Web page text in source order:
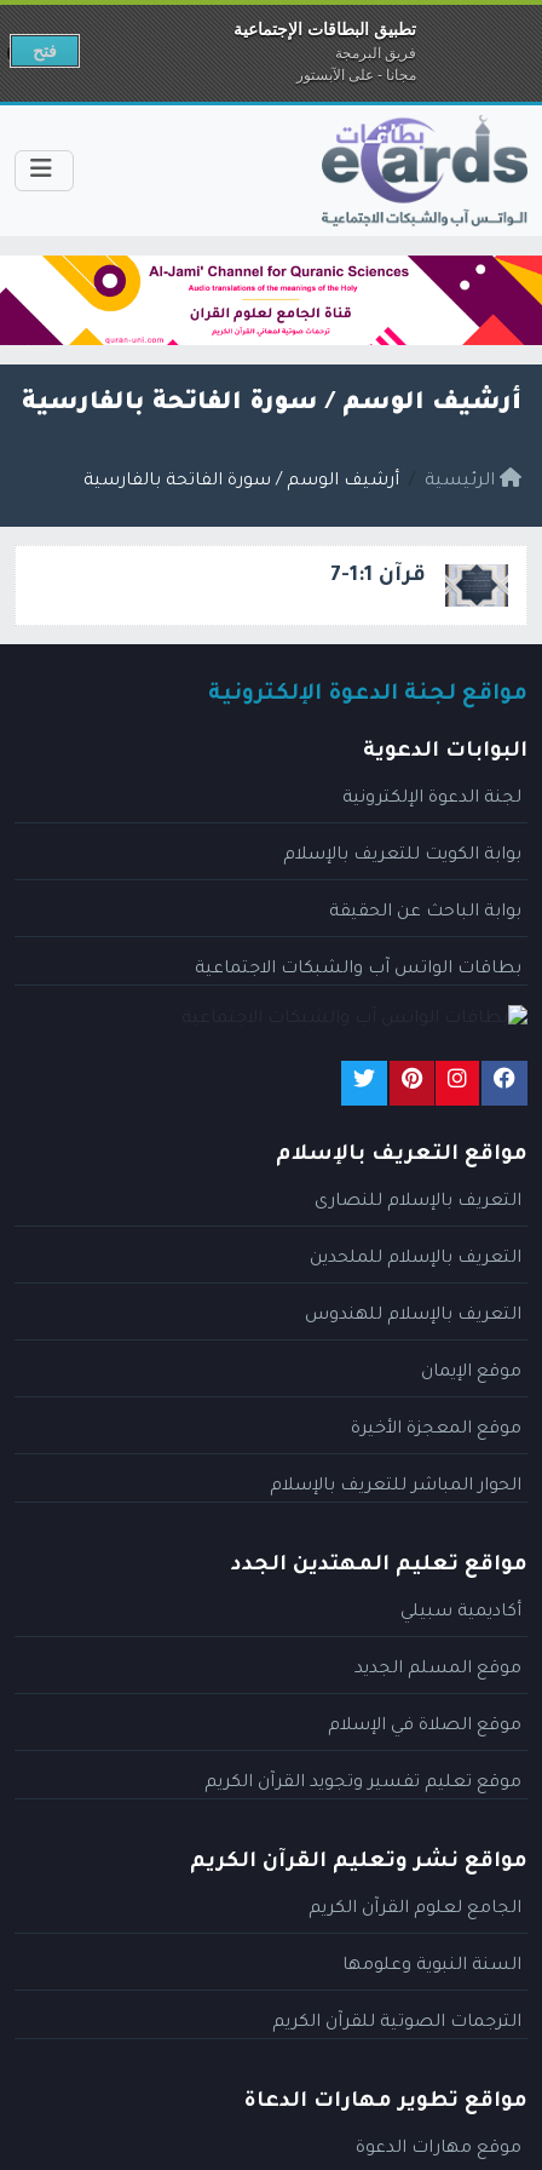
أرشيف الوسم / سورة الفاتحة بالفارسية
الرئيسية أرشيف الوسم / سورة الفاتحة بالفارسية
قرآن 1:1-7
مواقع لجنة الدعوة الإلكترونية
البوابات الدعوية
لجنة الدعوة الإلكترونية
بوابة الكويت للتعريف بالإسلام
بوابة الباحث عن الحقيقة
بطاقات الواتس آب والشبكات الاجتماعية
مواقع التعريف بالإسلام
التعريف بالإسلام للنصارى
التعريف بالإسلام للملحدين
التعريف بالإسلام للهندوس
موقع الإيمان
موقع المعجزة الأخيرة
الحوار المباشر للتعريف بالإسلام
مواقع تعليم المهتدين الجدد
أكاديمية سبيلي
موقع المسلم الجديد
موقع الصلاة في الإسلام
موقع تعليم تفسير وتجويد القرآن الكريم
مواقع نشر وتعليم القرآن الكريم
الجامع لعلوم القرآن الكريم
السنة النبوية وعلومها
الترجمات الصوتية للقرآن الكريم
مواقع تطوير مهارات الدعاة
موقع مهارات الدعوة
تطبيق البطاقات الإجتماعية
فريق البرمجة
مجانا - على الآبستور
فتح